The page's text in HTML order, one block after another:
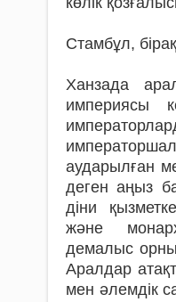
Стамбұл,
Ханзада
империясы
аударылған
деген аңыз
діни
және
демалыс орны
Аралдар
мен әлемдік